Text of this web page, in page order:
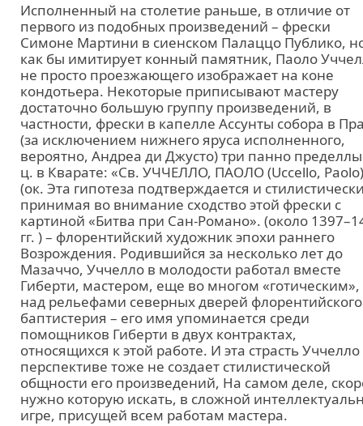
Исполненный на столетие раньше, в отличие от
первого из подобных произведений – фрески
Симоне Мартини в сиенском Палаццо Публико,
как бы имитирует конный памятник, Паоло
не просто проезжающего изображает на коне
кондотьера. Некоторые приписывают мастеру
достаточно большую группу произведений, в
частности, фрески в капелле Ассунты собора в
(за исключением нижнего яруса исполненного,
вероятно, Андреа ди Джусто) три панно
ц. в Кварате: «Св. УЧЧЕЛЛО, ПАОЛО (Uccello, Paolo)
(ок. Эта гипотеза подтверждается и
принимая во внимание сходство этой фрески с
картиной «Битва при Сан-Романо». (около
гг. ) – флорентийский художник эпохи раннего
Возрождения. Родившийся за несколько лет до
Мазаччо, Уччелло в молодости работал вместе
Гиберти, мастером, еще во многом «готическим»,
над рельефами северных дверей флорентийского
баптистерия – его имя упоминается среди
помощников Гиберти в двух контрактах,
относящихся к этой работе. И эта страсть Уччелло
перспективе тоже не создает стилистической
общности его произведений, На самом деле,
нужно которую искать, в сложной
игре, присущей всем работам мастера.